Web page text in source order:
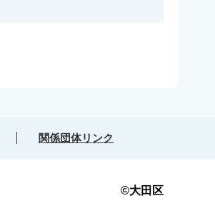
関係団体リンク
©大田区